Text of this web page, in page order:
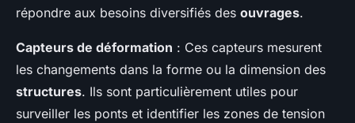
répondre aux besoins diversifiés des ouvrages.
Capteurs de déformation : Ces capteurs mesurent
les changements dans la forme ou la dimension des
structures. Ils sont particulièrement utiles pour
surveiller les ponts et identifier les zones de tension